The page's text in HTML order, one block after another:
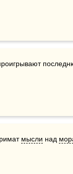
мысли над